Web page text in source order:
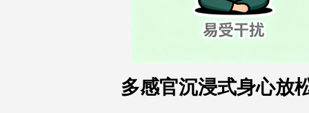
多感官沉浸式身心放